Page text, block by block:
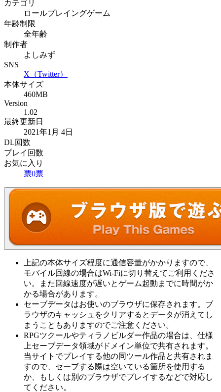
カテゴリ
ロールプレイングゲーム
年齢制限
全年齢
制作者
よしみず
SNS
X（Twitter）
本体サイズ
460MB
Version
1.02
最終更新日
2021年1月 4日
DL回数
プレイ回数
お気に入り
票0票
上記の本体サイズ程度に通信容量がかかりますので、
モバイル回線の場合はWi-Fiに切り替えてご利用くださ
い。また回線速度が遅いとゲーム起動までに時間がか
かる場合があります。
セーブデータはお使いのブラウザに保存されます。ブ
ラウザのキャッシュをクリアするとデータが消えてし
まうこともありますのでご注意ください。
RPGツクールやティラノビルダー作品の場合は、仕様
上セーブデータ領域がドメイン単位で共有されます。
当サイトでプレイする他の同ツール作品と共有されま
すので、セーブする際は空いている箇所を使用する
か、もしくは別のブラウザでプレイするなどで対応し
てください。